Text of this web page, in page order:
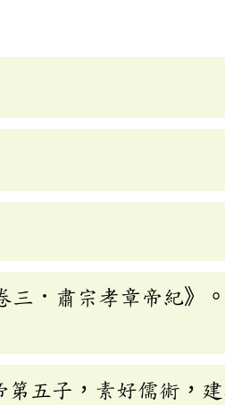
．肅宗孝章帝紀》
五子，素好儒術，